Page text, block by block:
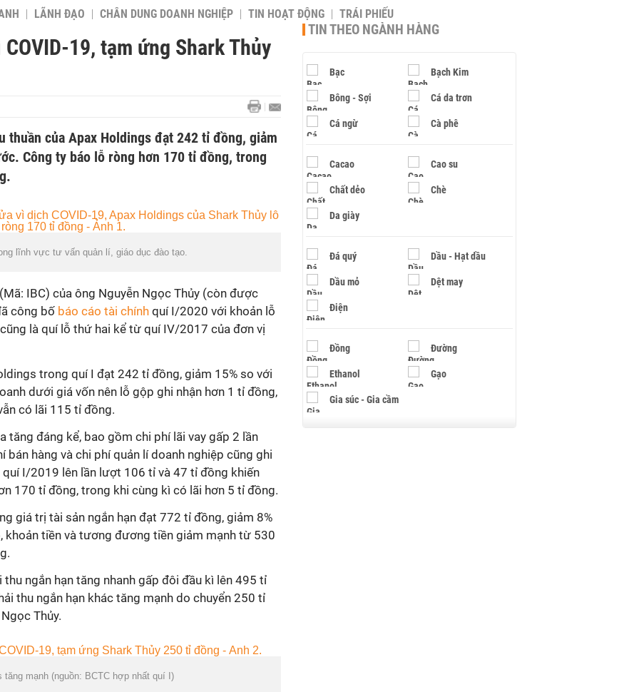
LÃNH ĐẠO CHÂN DUNG DOANH NGHIỆP TIN HOẠT ĐỘNG TRÁI PHIẾU
19, tạm ứng Shark Thủy
thuần của Apax Holdings đạt 242 tỉ đồng, giảm
Công ty báo lỗ ròng hơn 170 tỉ đồng, trong
lĩnh vực tư vấn quản lí, giáo dục đào tạo.
IBC) của ông Nguyễn Ngọc Thủy (còn được
công bố báo cáo tài chính quí I/2020 với khoản lỗ
là quí lỗ thứ hai kể từ quí IV/2017 của đơn vị
trong quí I đạt 242 tỉ đồng, giảm 15% so với
dưới giá vốn nên lỗ gộp ghi nhận hơn 1 tỉ đồng,
có lãi 115 tỉ đồng.
tăng đáng kể, bao gồm chi phí lãi vay gấp 2 lần
bán hàng và chi phí quản lí doanh nghiệp cũng ghi
quí I/2019 lên lần lượt 106 tỉ và 47 tỉ đồng khiến
170 tỉ đồng, trong khi cùng kì có lãi hơn 5 tỉ đồng.
giá trị tài sản ngắn hạn đạt 772 tỉ đồng, giảm 8%
khoản tiền và tương đương tiền giảm mạnh từ 530
ngắn hạn tăng nhanh gấp đôi đầu kì lên 495 tỉ
thu ngắn hạn khác tăng mạnh do chuyển 250 tỉ
Thủy.
tăng mạnh (nguồn: BCTC hợp nhất quí I)
TIN THEO NGÀNH HÀNG
Bạc Bạch Kim
Bông - Sợi Cá da trơn
Cá ngừ Cà phê
Cacao Cao su
Chất dẻo Chè
Da giày
Đá quý Dầu - Hạt dầu
Dầu mỏ Dệt may
Điện
Đồng Đường
Ethanol Gạo
Gia súc - Gia cầm